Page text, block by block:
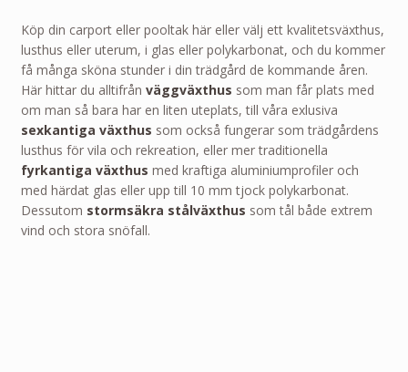
Köp din carport eller pooltak här eller välj ett kvalitetsväxthus,
lusthus eller uterum, i glas eller polykarbonat, och du kommer
få många sköna stunder i din trädgård de kommande åren.
Här hittar du alltifrån väggväxthus som man får plats med
om man så bara har en liten uteplats, till våra exlusiva
sexkantiga växthus som också fungerar som trädgårdens
lusthus för vila och rekreation, eller mer traditionella
fyrkantiga växthus med kraftiga aluminiumprofiler och
med härdat glas eller upp till 10 mm tjock polykarbonat.
Dessutom stormsäkra stålväxthus som tål både extrem
vind och stora snöfall.